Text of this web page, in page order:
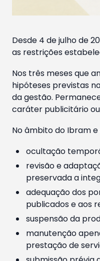
Desde 4 de julho de
as restrições
Nos três meses que
hipóteses previstas
da gestão.
caráter publicitário
No âmbito do Ibram
ocultação
revisão e
preservada a
adequação dos
publicados e aos
suspensão da
manutenção
prestação de